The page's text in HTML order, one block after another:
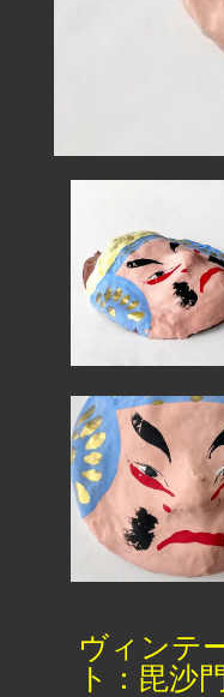
ヴィンテ
ト：毘沙